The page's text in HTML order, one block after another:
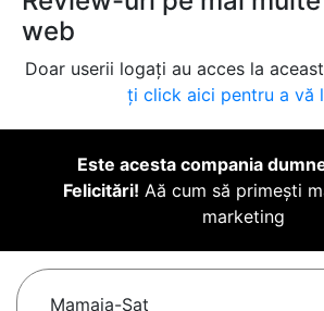
web
Doar userii logați au acces la
ți click aici pentru a vă
Este acesta compania
Felicitări! Aă cum să primești
marketing
Mamaia-Sat